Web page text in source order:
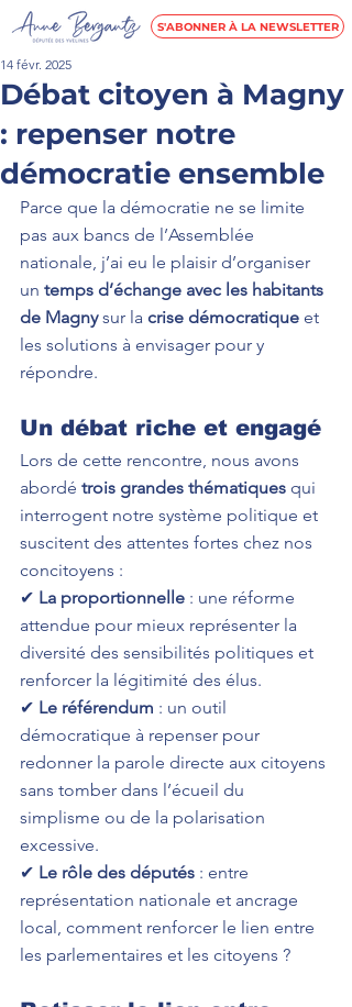
S'ABONNER À LA NEWSLETTER
Débat citoyen à Magny
: repenser notre
démocratie ensemble
14 févr. 2025
Parce que la démocratie ne se limite
pas aux bancs de l’Assemblée
nationale, j’ai eu le plaisir d’organiser
un temps d’échange avec les habitants
de Magny sur la crise démocratique et
les solutions à envisager pour y
répondre.
Un débat riche et engagé
Lors de cette rencontre, nous avons
abordé trois grandes thématiques qui
interrogent notre système politique et
suscitent des attentes fortes chez nos
concitoyens :
✔ La proportionnelle : une réforme
attendue pour mieux représenter la
diversité des sensibilités politiques et
renforcer la légitimité des élus.
✔ Le référendum : un outil
démocratique à repenser pour
redonner la parole directe aux citoyens
sans tomber dans l’écueil du
simplisme ou de la polarisation
excessive.
✔ Le rôle des députés : entre
représentation nationale et ancrage
local, comment renforcer le lien entre
les parlementaires et les citoyens ?